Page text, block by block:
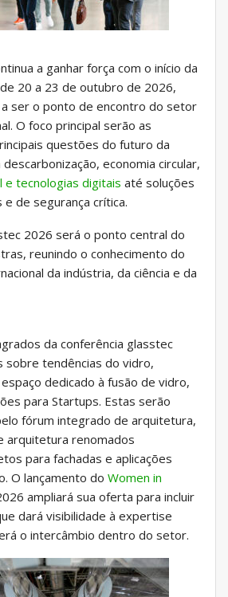
a ganhar força com o início da
20 a 23 de outubro de 2026,
ser o ponto de encontro do setor
O foco principal serão as
questões do futuro da
economia circular,
e tecnologias digitais até soluções
de segurança crítica.
2026 será o ponto central do
reunindo o conhecimento do
da indústria, da ciência e da
da conferência glasstec
sobre tendências do vidro,
dedicado à fusão de vidro,
para Startups. Estas serão
fórum integrado de arquitetura,
arquitetura renomados
para fachadas e aplicações
O lançamento do Women in
ampliará sua oferta para incluir
dará visibilidade à expertise
o intercâmbio dentro do setor.